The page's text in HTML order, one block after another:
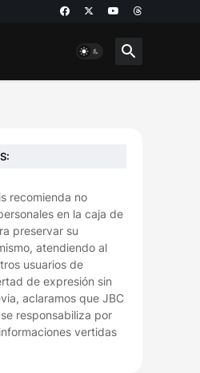
recomienda no
en la caja de
preservar su
atendiendo al
usuarios de
de expresión sin
aclaramos que JBC
responsabiliza por
vertidas